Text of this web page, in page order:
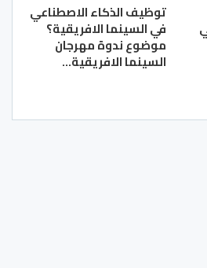
توظيف الذكاء الاصطناعي
في السينما الافريقية؟
موضوع ندوة مهرجان
السينما الافريقية…